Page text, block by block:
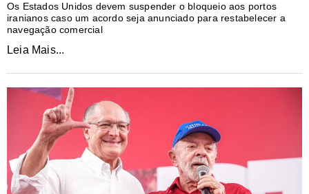
Os Estados Unidos devem suspender o bloqueio aos portos
iranianos caso um acordo seja anunciado para restabelecer a
navegação comercial
Leia Mais...